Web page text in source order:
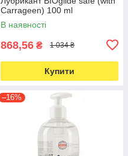
Carrageen) 100 ml
В наявності
868,56 ₴ 1 034 ₴
Купити
–16%